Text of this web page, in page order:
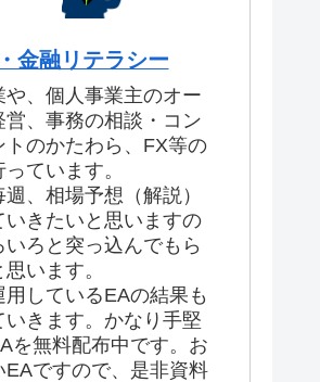
金融リテラシー
や、個人事業主のオー
営、事務の相談・コン
トのかたわら、FX等の
ています。
、相場予想（解説）
いきたいと思いますの
いろと突っ込んでもら
います。
用しているEAの結果も
いきます。かなり手堅
を無料配布中です。お
EAですので、是非資料